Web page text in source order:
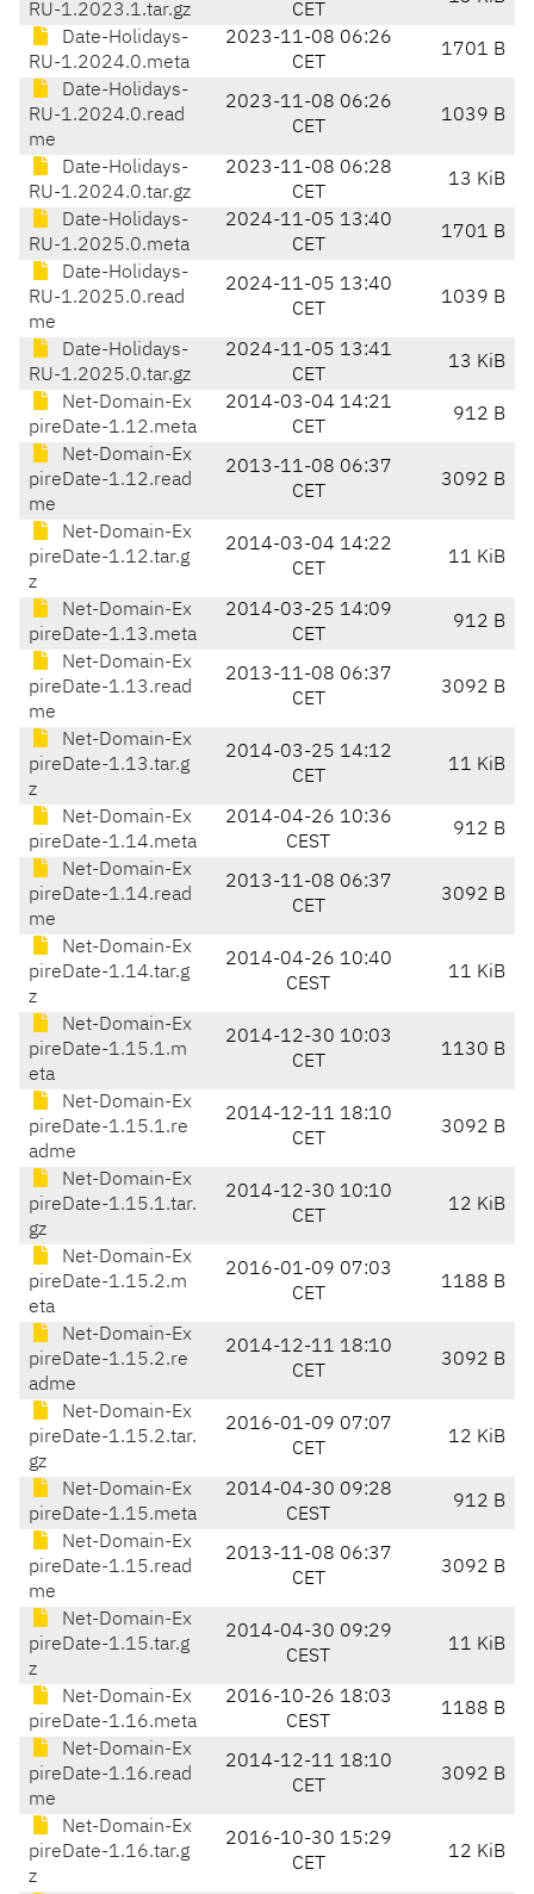
RU-1.2023.1.tar.gz CET
Date-Holidays-
RU-1.2024.0.meta
2023-11-08 06:26
CET
1701 B
Date-Holidays-
RU-1.2024.0.read
me
2023-11-08 06:26
CET
1039 B
Date-Holidays-
RU-1.2024.0.tar.gz
2023-11-08 06:28
CET
13 KiB
Date-Holidays-
RU-1.2025.0.meta
2024-11-05 13:40
CET
1701 B
Date-Holidays-
RU-1.2025.0.read
me
2024-11-05 13:40
CET
1039 B
Date-Holidays-
RU-1.2025.0.tar.gz
2024-11-05 13:41
CET
13 KiB
Net-Domain-Ex
pireDate-1.12.meta
2014-03-04 14:21
CET
912 B
Net-Domain-Ex
pireDate-1.12.read
me
2013-11-08 06:37
CET
3092 B
Net-Domain-Ex
pireDate-1.12.tar.g
z
2014-03-04 14:22
CET
11 KiB
Net-Domain-Ex
pireDate-1.13.meta
2014-03-25 14:09
CET
912 B
Net-Domain-Ex
pireDate-1.13.read
me
2013-11-08 06:37
CET
3092 B
Net-Domain-Ex
pireDate-1.13.tar.g
z
2014-03-25 14:12
CET
11 KiB
Net-Domain-Ex
pireDate-1.14.meta
2014-04-26 10:36
CEST
912 B
Net-Domain-Ex
pireDate-1.14.read
me
2013-11-08 06:37
CET
3092 B
Net-Domain-Ex
pireDate-1.14.tar.g
z
2014-04-26 10:40
CEST
11 KiB
Net-Domain-Ex
pireDate-1.15.1.m
eta
2014-12-30 10:03
CET
1130 B
Net-Domain-Ex
pireDate-1.15.1.re
adme
2014-12-11 18:10
CET
3092 B
Net-Domain-Ex
pireDate-1.15.1.tar.
gz
2014-12-30 10:10
CET
12 KiB
Net-Domain-Ex
pireDate-1.15.2.m
eta
2016-01-09 07:03
CET
1188 B
Net-Domain-Ex
pireDate-1.15.2.re
adme
2014-12-11 18:10
CET
3092 B
Net-Domain-Ex
pireDate-1.15.2.tar.
gz
2016-01-09 07:07
CET
12 KiB
Net-Domain-Ex
pireDate-1.15.meta
2014-04-30 09:28
CEST
912 B
Net-Domain-Ex
pireDate-1.15.read
me
2013-11-08 06:37
CET
3092 B
Net-Domain-Ex
pireDate-1.15.tar.g
z
2014-04-30 09:29
CEST
11 KiB
Net-Domain-Ex
pireDate-1.16.meta
2016-10-26 18:03
CEST
1188 B
Net-Domain-Ex
pireDate-1.16.read
me
2014-12-11 18:10
CET
3092 B
Net-Domain-Ex
pireDate-1.16.tar.g
z
2016-10-30 15:29
CET
12 KiB